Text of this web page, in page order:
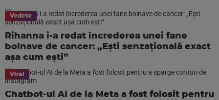
Vedete
Rihanna i-a redat încrederea unei fane
bolnave de cancer: „Ești senzațională exact
așa cum ești”
Viral
Chatbot-ul AI de la Meta a fost folosit pentru